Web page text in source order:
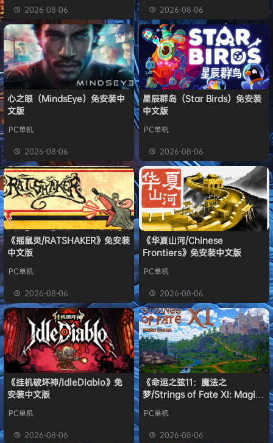
2026-08-06 2026-08-06
心之眼（MindsEye）免安装中
文版
PC单机
2026-08-06
星辰群岛（Star Birds）免安装
中文版
PC单机
2026-08-06
《摇鼠灵/RATSHAKER》免安装
中文版
PC单机
2026-08-06
《华夏山河/Chinese
Frontiers》免安装中文版
PC单机
2026-08-06
《挂机破坏神/IdleDiablo》免
安装中文版
PC单机
2026-08-06
《命运之弦11：魔法之
梦/Strings of Fate XI: Magic
PC单机
2026-08-06